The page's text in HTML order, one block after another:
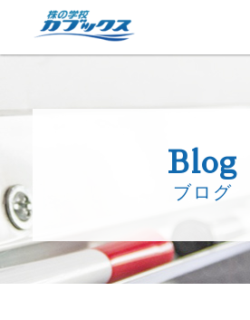
５分でわかるカブックス
授業日程
生徒さんの声
Blog
ブログ